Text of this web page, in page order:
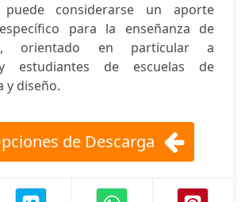
considerarse un aporte
para la enseñanza de
orientado en particular a
estudiantes de escuelas de
y diseño.
de Descarga